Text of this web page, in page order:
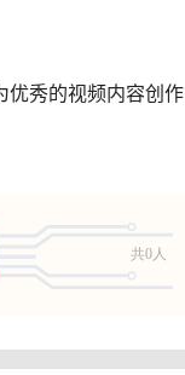
优秀的视频内容创作
共0人